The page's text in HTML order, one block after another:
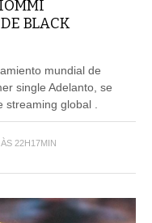
BLACK
mundial de
single Adelanto, se
streaming global .
22H17MIN